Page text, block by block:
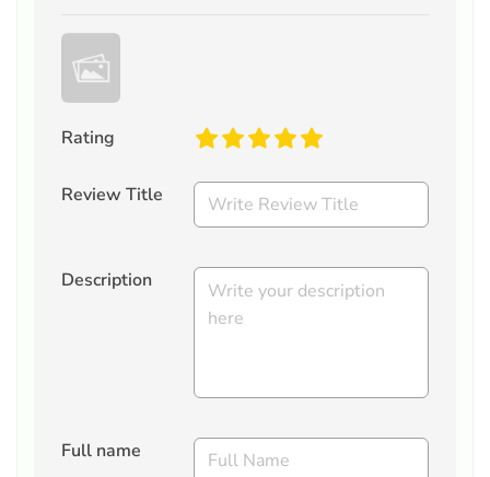
Rating
Review Title
Description
Full name